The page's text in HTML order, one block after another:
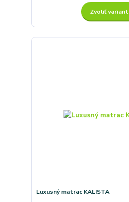
Zvoliť variant
Luxusný matrac KALISTA